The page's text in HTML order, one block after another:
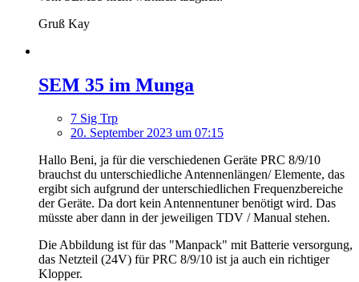
Gruß Kay
SEM 35 im Munga
7 Sig Trp
20. September 2023 um 07:15
Hallo Beni, ja für die verschiedenen Geräte PRC 8/9/10
brauchst du unterschiedliche Antennenlängen/ Elemente, das
ergibt sich aufgrund der unterschiedlichen Frequenzbereiche
der Geräte. Da dort kein Antennentuner benötigt wird. Das
müsste aber dann in der jeweiligen TDV / Manual stehen.
Die Abbildung ist für das "Manpack" mit Batterie versorgung,
das Netzteil (24V) für PRC 8/9/10 ist ja auch ein richtiger
Klopper.